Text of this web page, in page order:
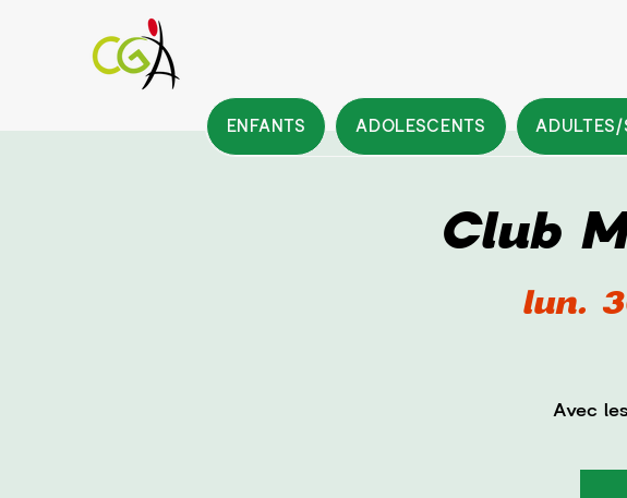
ENFANTS
ADOLESCENTS
Club
lun.
Avec